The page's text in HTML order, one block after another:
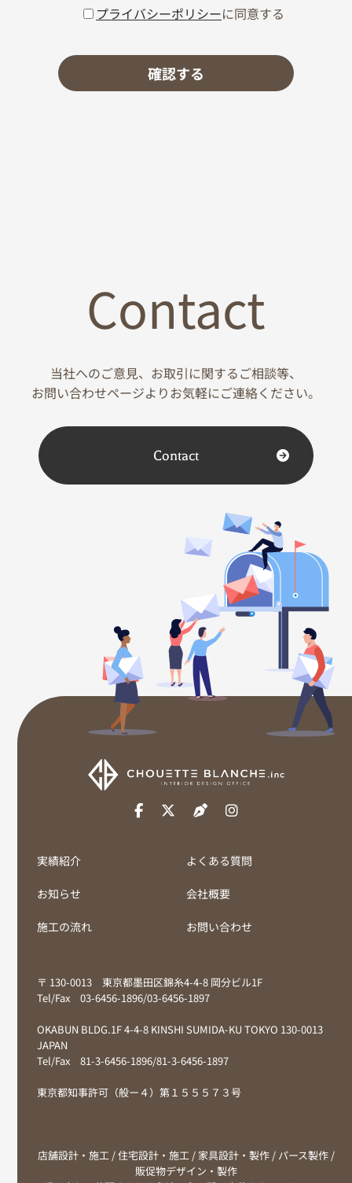
プライバシーポリシーに同意する
Contact
当社へのご意見、お取引に関するご相談等、
お問い合わせページよりお気軽にご連絡ください。
Contact
実績紹介 よくある質問
お知らせ 会社概要
施工の流れ お問い合わせ
〒 130-0013 東京都墨田区錦糸4-4-8 岡分ビル1F
Tel/Fax 03-6456-1896/03-6456-1897
OKABUN BLDG.1F 4-4-8 KINSHI SUMIDA-KU TOKYO 130-0013
JAPAN
Tel/Fax 81-3-6456-1896/81-3-6456-1897
東京都知事許可（般ー４）第１５５５７３号
店舗設計・施工 / 住宅設計・施工 / 家具設計・製作 / パース製作 /
販促物デザイン・製作